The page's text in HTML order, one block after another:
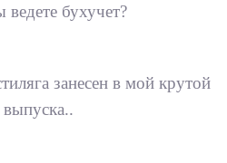
бухучет?
занесен в мой крутой